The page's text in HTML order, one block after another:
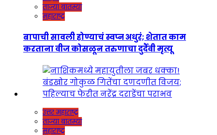
ताज्या बातम्या
महाराष्ट्र
बापाची सावली होण्याचं स्वप्न अधुरं; शेतात काम
करताना वीज कोसळून तरुणाचा दुर्दैवी मृत्यू
उत्तर महाराष्ट्र
ताज्या बातम्या
महाराष्ट्र